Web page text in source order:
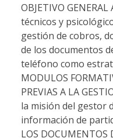
OBJETIVO
técnicos y
gestión de cobros,
de los documentos
teléfono como
MODULOS
PREVIAS A LA
la misión del gestor
información de
LOS DOCUMENTOS